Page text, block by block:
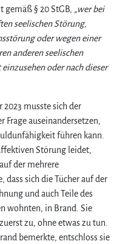
gemäß § 20 StGB, „wer bei
seelischen Störung,
oder wegen einer
anderen seelischen
oder nach dieser
2023 musste sich der
Frage auseinandersetzen,
führen kann.
Störung leidet,
der mehrere
dass sich die Tücher auf der
und auch Teile des
wohnten, in Brand. Sie
zu, ohne etwas zu tun.
bemerkte, entschloss sie